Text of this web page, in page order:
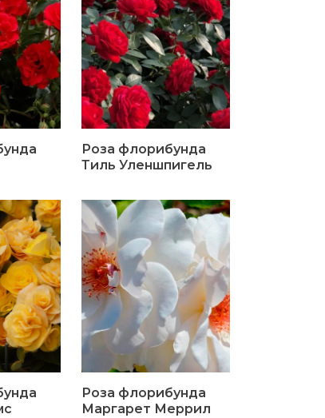
Роза флорибунда
Тиль Уленшпигель
Роза флорибунда
Маргарет Меррил